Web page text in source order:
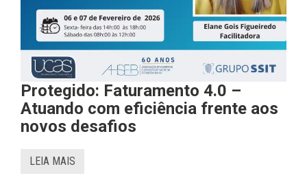
Protegido: Faturamento 4.0 –
Atuando com eficiência frente aos
novos desafios
LEIA MAIS